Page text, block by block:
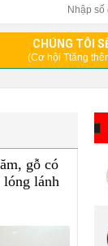
gỗ có
lóng lánh